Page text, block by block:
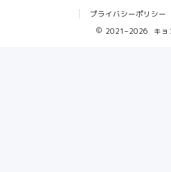
プライバシーポリシー
2021–2026 キョ